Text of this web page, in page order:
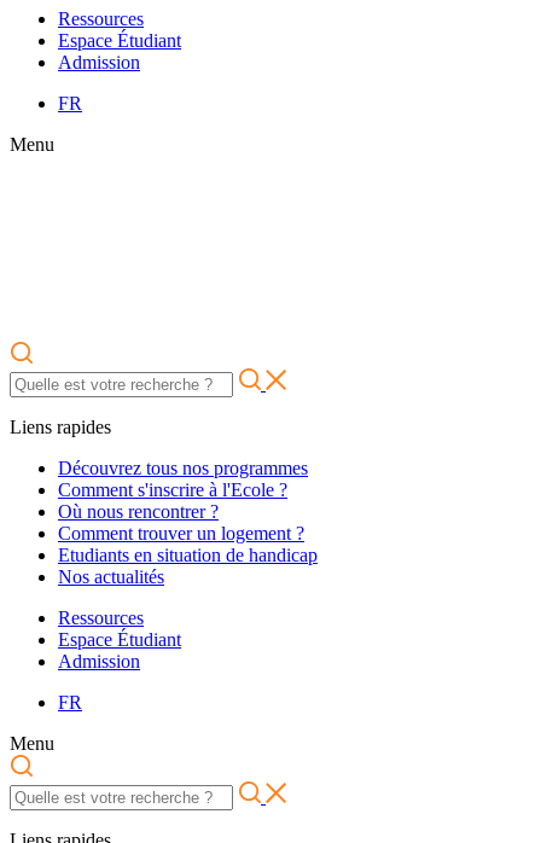
Ressources
Espace Étudiant
Admission
FR
Menu
Liens rapides
Découvrez tous nos programmes
Comment s'inscrire à l'Ecole ?
Où nous rencontrer ?
Comment trouver un logement ?
Etudiants en situation de handicap
Nos actualités
Ressources
Espace Étudiant
Admission
FR
Menu